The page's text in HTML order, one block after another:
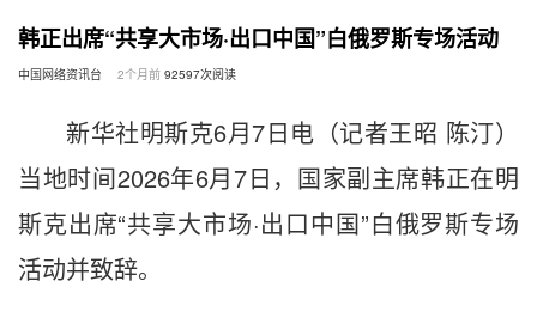
韩正出席“共享大市场·出口中国”白俄罗斯专场活动
中国网络资讯台 2个月前 92597次阅读
新华社明斯克6月7日电（记者王昭 陈汀）
当地时间2026年6月7日，国家副主席韩正在明
斯克出席“共享大市场·出口中国”白俄罗斯专场
活动并致辞。